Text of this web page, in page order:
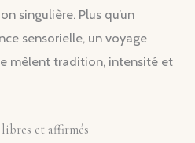
singulière. Plus qu’un
sensorielle, un voyage
mêlent tradition, intensité et
et affirmés